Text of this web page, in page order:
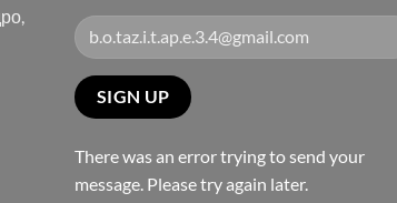
There was an error trying to send your
message. Please try again later.